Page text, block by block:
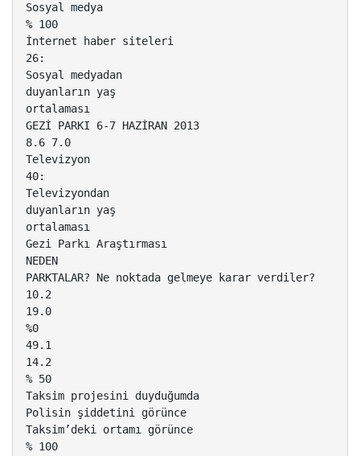
Sosyal medya
% 100
İnternet haber siteleri
26:
Sosyal medyadan
duyanların yaş
ortalaması
GEZİ PARKI 6-7 HAZİRAN 2013
8.6 7.0
Televizyon
40:
Televizyondan
duyanların yaş
ortalaması
Gezi Parkı Araştırması
NEDEN
PARKTALAR? Ne noktada gelmeye karar verdiler?
10.2
19.0
%0
49.1
14.2
% 50
Taksim projesini duyduğumda
Polisin şiddetini görünce
Taksim’deki ortamı görünce
% 100